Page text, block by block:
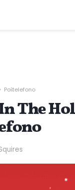
Poŝtelefono
The